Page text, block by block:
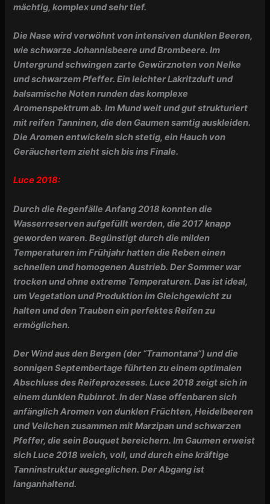
mächtig, komplex und sehr tief.
Die Nase wird verwöhnt von intensiven dunklen Beeren,
wie schwarze Johannisbeere und Brombeere. Im
Untergrund schwingen zarte Gewürznoten von Nelke
und schwarzem Pfeffer. Ein leichter Lakritzduft und
balsamische Noten runden das komplexe
Aromenspektrum ab. Im Mund weit und gut strukturiert
mit reifen Tanninen, die den Gaumen samtig auskleiden.
Die Aromen entwickeln sich stetig, ein Hauch von
Geräuchertem zieht sich bis ins Finale.
Luce 2018:
Durch die Regenfälle Anfang 2018 konnten die
Wasserreserven aufgefüllt werden, die 2017 knapp
geworden waren. Begünstigt durch die milden
Temperaturen im Frühjahr hatten die Reben einen
schnellen und homogenen Austrieb. Der Sommer war
trocken und ohne extreme Temperaturen. Das ist ideal,
um Vegetation und Produktion im Gleichgewicht zu
halten und den Trauben ein perfektes Reifen zu
ermöglichen.
Der Wind aus den Bergen (der “Tramontana”) und die
sonnigen Septembertage führten zu einem optimalen
Abschluss des Reifeprozesses. Luce 2018 zeigt sich in
einem dunklen Rubinrot. In der Nase offenbaren sich
anfänglich Aromen von dunklen Früchten, Heidelbeeren
und Veilchen zusammen mit Marzipan und schwarzen
Pfeffer, die sein Bouquet bereichern. Im Gaumen erweist
sich Luce 2018 weich, voll, und durch eine kräftige
Tanninstruktur ausgeglichen. Der Abgang ist
langanhaltend.